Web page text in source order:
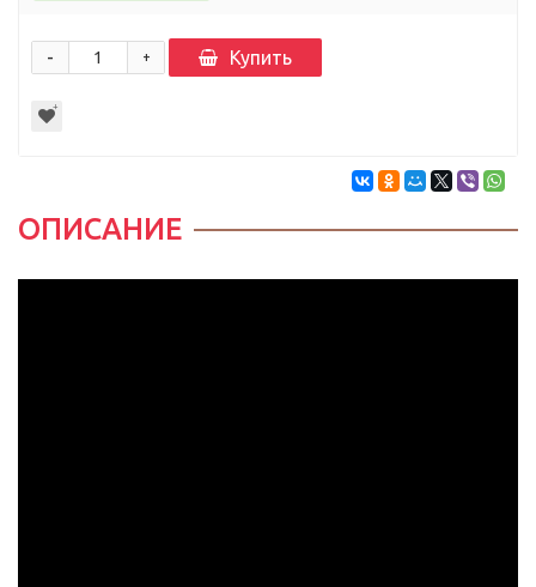
+
- Купить
ОПИСАНИЕ